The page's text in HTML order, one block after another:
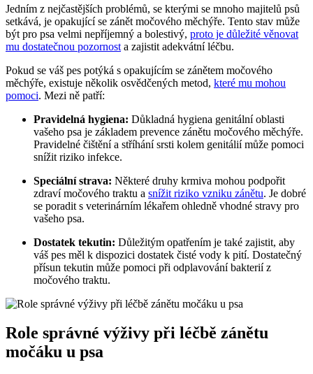
Jedním z nejčastějších problémů, se kterými se mnoho majitelů psů
setkává, je opakující se zánět močového měchýře. Tento stav může
být pro psa velmi nepříjemný a bolestivý, proto je důležité věnovat
mu dostatečnou pozornost a zajistit adekvátní léčbu.
Pokud se váš pes potýká s opakujícím se zánětem močového
měchýře, existuje několik osvědčených metod, které mu mohou
pomoci. Mezi ně patří:
Pravidelná hygiena: Důkladná hygiena genitální oblasti
vašeho psa je základem prevence zánětu močového měchýře.
Pravidelné čištění a stříhání srsti kolem genitálií může pomoci
snížit riziko infekce.
Speciální strava: Některé druhy krmiva mohou podpořit
zdraví močového traktu a snížit riziko vzniku zánětu. Je dobré
se poradit s veterinárním lékařem ohledně vhodné stravy pro
vašeho psa.
Dostatek tekutin: Důležitým opatřením je také zajistit, aby
váš pes měl k dispozici dostatek čisté vody k pití. Dostatečný
přísun tekutin může pomoci při odplavování bakterií z
močového traktu.
Role správné výživy při léčbě zánětu
močáku u psa